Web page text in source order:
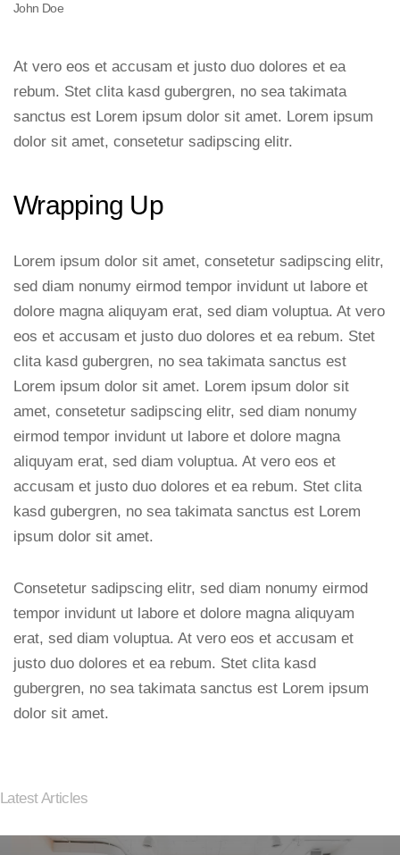
John Doe
At vero eos et accusam et justo duo dolores et ea
rebum. Stet clita kasd gubergren, no sea takimata
sanctus est Lorem ipsum dolor sit amet. Lorem ipsum
dolor sit amet, consetetur sadipscing elitr.
Wrapping Up
Lorem ipsum dolor sit amet, consetetur sadipscing elitr,
sed diam nonumy eirmod tempor invidunt ut labore et
dolore magna aliquyam erat, sed diam voluptua. At vero
eos et accusam et justo duo dolores et ea rebum. Stet
clita kasd gubergren, no sea takimata sanctus est
Lorem ipsum dolor sit amet. Lorem ipsum dolor sit
amet, consetetur sadipscing elitr, sed diam nonumy
eirmod tempor invidunt ut labore et dolore magna
aliquyam erat, sed diam voluptua. At vero eos et
accusam et justo duo dolores et ea rebum. Stet clita
kasd gubergren, no sea takimata sanctus est Lorem
ipsum dolor sit amet.
Consetetur sadipscing elitr, sed diam nonumy eirmod
tempor invidunt ut labore et dolore magna aliquyam
erat, sed diam voluptua. At vero eos et accusam et
justo duo dolores et ea rebum. Stet clita kasd
gubergren, no sea takimata sanctus est Lorem ipsum
dolor sit amet.
Latest Articles